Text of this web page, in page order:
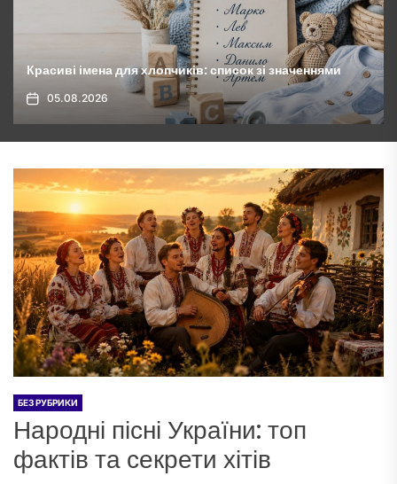
Овочі гриль на мангалі: як приготувати ідеально
05.08.2026
БЕЗ РУБРИКИ
Народні пісні України: топ
фактів та секрети хітів